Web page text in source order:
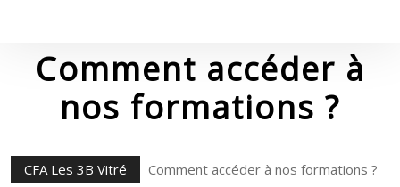
Comment accéder à
nos formations ?
CFA Les 3B Vitré Comment accéder à nos formations ?